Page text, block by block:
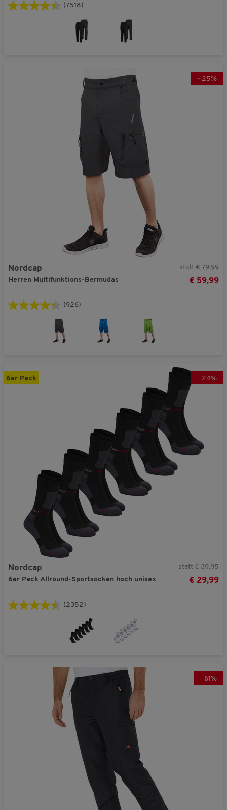
(7518)
- 25%
Nordcap
Herren Multifunktions-Bermudas
statt € 79,99
€ 59,99
(926)
6er Pack - 24%
Nordcap
6er Pack Allround-Sportsocken hoch unisex
statt € 39,95
€ 29,99
(2352)
- 61%